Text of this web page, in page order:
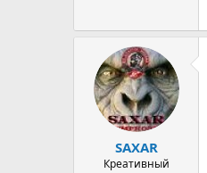
SAXAR
Креативный